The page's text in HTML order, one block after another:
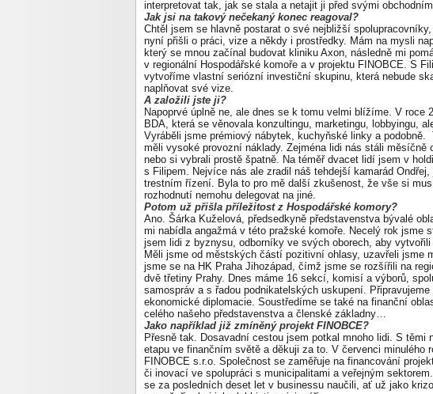
interpretovat tak, jak se stala a netajit ji před svými
Jak jsi na takový nečekaný konec reagoval?
Chtěl jsem se hlavně postarat o své nejbližší
nyní přišli o práci, vize a někdy i prostředky. Mám na mysli
který se mnou začínal budovat kliniku Axon, následně mi
v regionální Hospodářské komoře a v projektu FINOBCE. S
vytvoříme vlastní seriózní investiční skupinu, která nebude
naplňovat své vize.
A založili jste ji?
Napoprvé úplně ne, ale dnes se k tomu velmi blížíme. V roce
BDA, která se věnovala konzultingu, marketingu, lobbyingu,
Vyráběli jsme prémiový nábytek, kuchyňské linky a podobně.
měli vysoké provozní náklady. Zejména lidi nás stáli měsíčně
nebo si vybrali prostě špatně. Na téměř dvacet lidí jsem v
s Filipem. Nejvíce nás ale zradil náš tehdejší kamarád
trestním řízení. Byla to pro mě další zkušenost, že vše si
rozhodnutí nemohu delegovat na jiné.
Potom už přišla příležitost z Hospodářské komory?
Ano. Šárka Kuželová, předsedkyně představenstva bývalé
mi nabídla angažmá v této pražské komoře. Necelý rok jsme
jsem lidi z byznysu, odborníky ve svých oborech, aby
Měli jsme od městských částí pozitivní ohlasy, uzavřeli jsme
jsme se na HK Praha Jihozápad, čímž jsme se rozšířili na
dvě třetiny Prahy. Dnes máme 16 sekcí, komisí a výborů,
samospráv a s řadou podnikatelských uskupení.
ekonomické diplomacie. Soustředíme se také na finanční
celého našeho představenstva a členské základny…
Jako například již zmíněný projekt FINOBCE?
Přesně tak. Dosavadní cestou jsem potkal mnoho lidi. S těmi
etapu ve finančním světě a děkuji za to. V červenci minulého
FINOBCE s.r.o. Společnost se zaměřuje na financování
či inovací ve spolupráci s municipalitami a veřejným
se za posledních deset let v businessu naučili, ať už jako